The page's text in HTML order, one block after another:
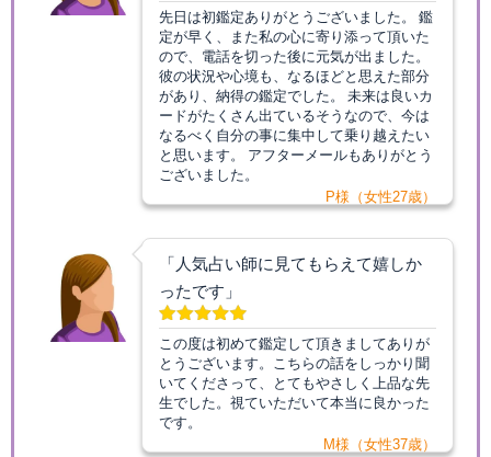
先日は初鑑定ありがとうございました。 鑑
定が早く、また私の心に寄り添って頂いた
ので、電話を切った後に元気が出ました。
彼の状況や心境も、なるほどと思えた部分
があり、納得の鑑定でした。 未来は良いカ
ードがたくさん出ているそうなので、今は
なるべく自分の事に集中して乗り越えたい
と思います。 アフターメールもありがとう
ございました。
P様（女性27歳）
「人気占い師に見てもらえて嬉しか
ったです」
この度は初めて鑑定して頂きましてありが
とうございます。こちらの話をしっかり聞
いてくださって、とてもやさしく上品な先
生でした。視ていただいて本当に良かった
です。
M様（女性37歳）